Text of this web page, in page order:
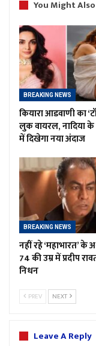
You Might
BREAKING NEWS
कियारा आडवाणी का
लुक वायरल, नादिया के
में दिखेगा नया अंदाज
BREAKING NEWS
नहीं रहे ‘महाभारत’ के
74 की उम्र में प्रदीप
निधन
PREV NEXT
Leave A Reply